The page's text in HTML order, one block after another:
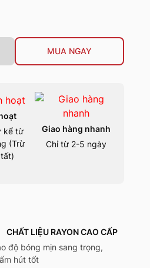
MUA NGAY
kể từ
(Trừ
Giao hàng nhanh
Chỉ từ 2-5 ngày
CHẤT LIỆU RAYON CAO CẤP
độ bóng mịn sang trọng,
hút tốt